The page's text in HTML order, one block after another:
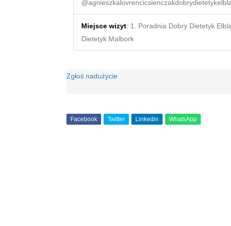
Miejsce wizyt: 1. Poradnia Dobry Dietetyk
Dietetyk Malbork
Zgłoś nadużycie
Facebook Twitter Linkedin WhatsApp